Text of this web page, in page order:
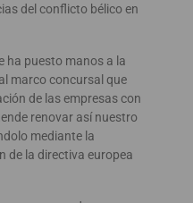
del conflicto bélico en
ha puesto manos a la
marco concursal que
de las empresas con
renovar así nuestro
mediante la
de la directiva europea